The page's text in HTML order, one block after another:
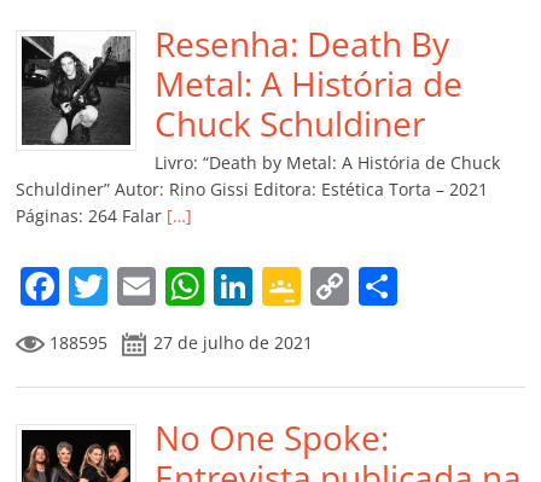
b
o
o
k
A
p
p
dI
n
e
Cl
a
ss
ro
m
Li
n
k
ar
til
h
ar
Resenha: Death By
Metal: A História de
Chuck Schuldiner
Livro: “Death by Metal: A História de Chuck
Schuldiner” Autor: Rino Gissi Editora: Estética Torta – 2021
Páginas: 264 Falar […]
F
a
c
e
b
T
w
itt
er
E
m
ai
l
W
h
at
s
A
Li
n
k
e
dI
G
o
o
gl
e
C
y
Li
p
188595 27 de julho de 2021
No One Spoke: